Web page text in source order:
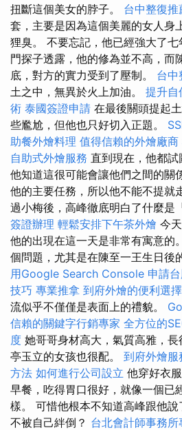
扭斷這個美女的脖子。 台中整復推
套，主要是因為這個美麗的女人身
狸臭。 不要忘記，他已經強大了
門探子透露，他的修為並不高，而
底，對方的實力受到了壓制。 台中
土之中，無異於火上加油。 提升自
術 泰國簽證申請 在最後關頭提起
些尷尬，但他也只好切入正題。
助餐外燴料理 值得信賴的外燴廠商
自助式外燴服務 直到現在，他都
他知道這很可能會讓他們之間的關
他的主要任務，所以他不能不提就
過小梅後，高峰徹底明白了什麼是
簽證辦理 輕鬆安排下午茶外燴 今
他​​的出現在這一天是非常有寓意的
個問題，尤其是在陳至一王生日後
用Google Search Console 申請
技巧 專業推拿 到府外燴的便利選擇
流似乎不僅僅是表面上的禮貌。
信賴的關鍵字行銷專家 全方位的
度 她哥哥身材高大，氣質高雅，
亭玉立的女孩也很配。 到府外燴服
方法 如何進行公司設立 他穿好衣
早餐，吃得胃口很好，就像一個已
樣。 可惜他根本不知道高峰跟他
不被自己絆倒？ 台北會計師事務所